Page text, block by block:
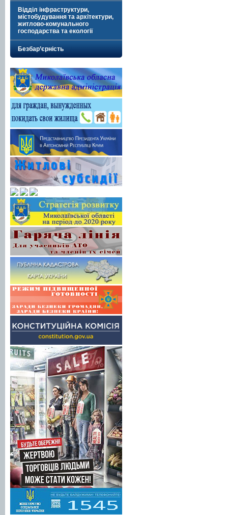
Відділ інфраструктури,
містобудування та архітектури,
житлово-комунального
господарства та екології
Безбар’єрність